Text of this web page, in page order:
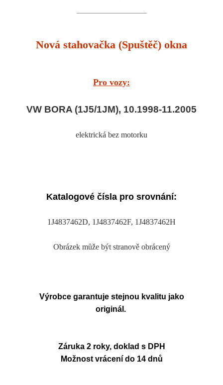
Nová stahovačka (Spuštěč) okna
Pro vozy:
VW BORA (1J5/1JM), 10.1998-11.2005
elektrická bez motorku
Katalogové čísla pro srovnání:
1J4837462D, 1J4837462F, 1J4837462H
Obrázek může být stranově obrácený
Výrobce garantuje stejnou kvalitu jako
originál.
Záruka 2 roky, doklad s DPH
Možnost vrácení do 14 dnů